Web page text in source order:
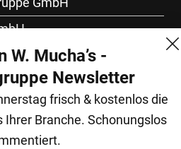
W. Mucha’s -
Newsletter
frisch & kostenlos die
Branche. Schonungslos